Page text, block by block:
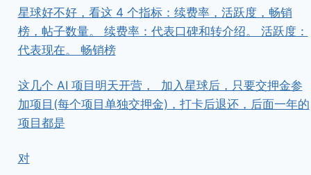
星球好不好，看这 4 个指标：续费率，活跃度，畅销
榜，帖子数量。 续费率：代表口碑和转介绍。 活跃度：
代表现在。 畅销榜
这几个 AI 项目明天开营， ​ ​加入星球后，只要交押金参
加项目(每个项目单独交押金)，打卡后退还，后面一年的
项目都是
对